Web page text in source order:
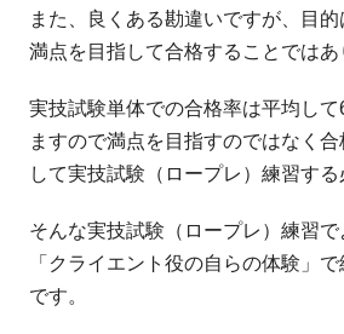
また、良くある勘違いですが、目
満点を目指して合格することではあ
実技試験単体での合格率は平均して
ますので満点を目指すのではなく
して実技試験（ロープレ）練習する
そんな実技試験（ロープレ）練習
「クライエント役の自らの体験」
です。